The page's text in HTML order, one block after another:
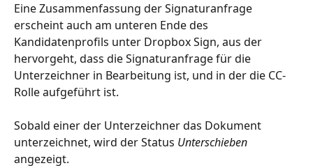
Eine Zusammenfassung der Signaturanfrage
erscheint auch am unteren Ende des
Kandidatenprofils unter Dropbox Sign, aus der
hervorgeht, dass die Signaturanfrage für die
Unterzeichner in Bearbeitung ist, und in der die CC-
Rolle aufgeführt ist.
Sobald einer der Unterzeichner das Dokument
unterzeichnet, wird der Status Unterschieben
angezeigt.